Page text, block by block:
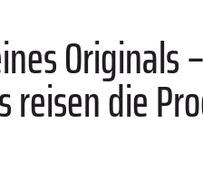
Originals
reisen die